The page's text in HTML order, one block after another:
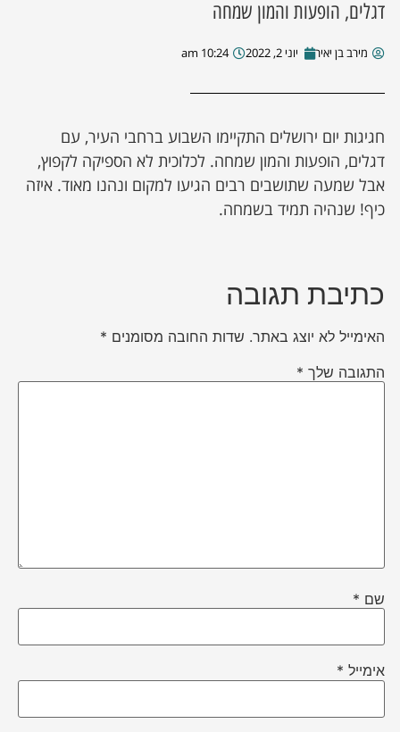
מקומית
דגלים, הופעות והמון שמחה
מירב בן יאיר יוני 2, 2022 10:24 am
חגיגות יום ירושלים התקיימו השבוע ברחבי העיר, עם
דגלים, הופעות והמון שמחה. לכלוכית לא הספיקה לקפוץ,
אבל שמעה שתושבים רבים הגיעו למקום ונהנו מאוד. איזה
כיף! שנהיה תמיד בשמחה.
כתיבת תגובה
האימייל לא יוצג באתר. שדות החובה מסומנים *
התגובה שלך *
שם *
אימייל *